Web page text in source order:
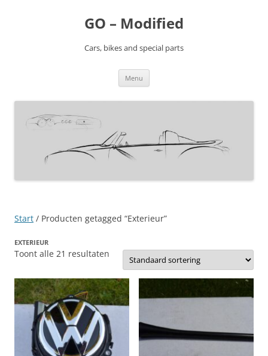
GO – Modified
Cars, bikes and special parts
Menu
Start / Producten getagged “Exterieur”
EXTERIEUR
Toont alle 21 resultaten